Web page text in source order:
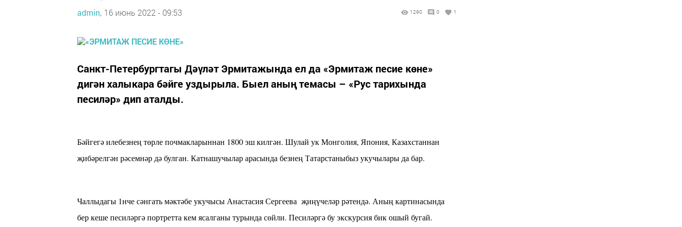
admin, 16 июнь 2022 - 09:53 1290 0 1
Санкт-Петербургтагы Дәүләт Эрмитажында ел да «Эрмитаж песие көне»
дигән халыкара бәйге уздырыла. Быел аның темасы – «Рус тарихында
песиләр» дип аталды.
Бәйгегә илебезнең төрле почмакларыннан 1800 эш килгән. Шулай ук Монголия, Япония, Казахстаннан
җибәрелгән рәсемнәр дә булган. Катнашучылар арасында безнең Татарстаныбыз укучылары да бар.
Чаллыдагы 1нче сәнгать мәктәбе укучысы Анастасия Сергеева җиңүчеләр рәтендә. Аның картинасында
бер кеше песиләргә портретта кем ясалганы турында сөйли. Песиләргә бу экскурсия бик ошый бугай.